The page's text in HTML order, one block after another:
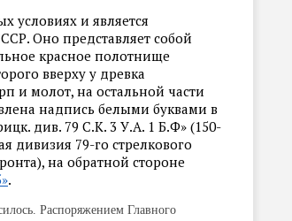
условиях и является
Оно представляет собой
красное полотнище
вверху у древка
и молот, на остальной части
надпись белыми буквами в
див. 79 C.К. 3 У.А. 1 Б.Ф» (150-
дивизия 79-го стрелкового
на обратной стороне
.
Распоряжением Главного